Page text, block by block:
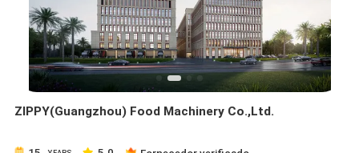
ZIPPY(Guangzhou) Food Machinery Co.,Ltd.